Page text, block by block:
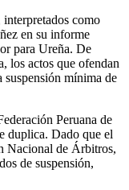
como
en su informe
para Ureña. De
los actos que ofendan
suspensión mínima de
Peruana de
duplica. Dado que el
Nacional de Árbitros,
de suspensión,